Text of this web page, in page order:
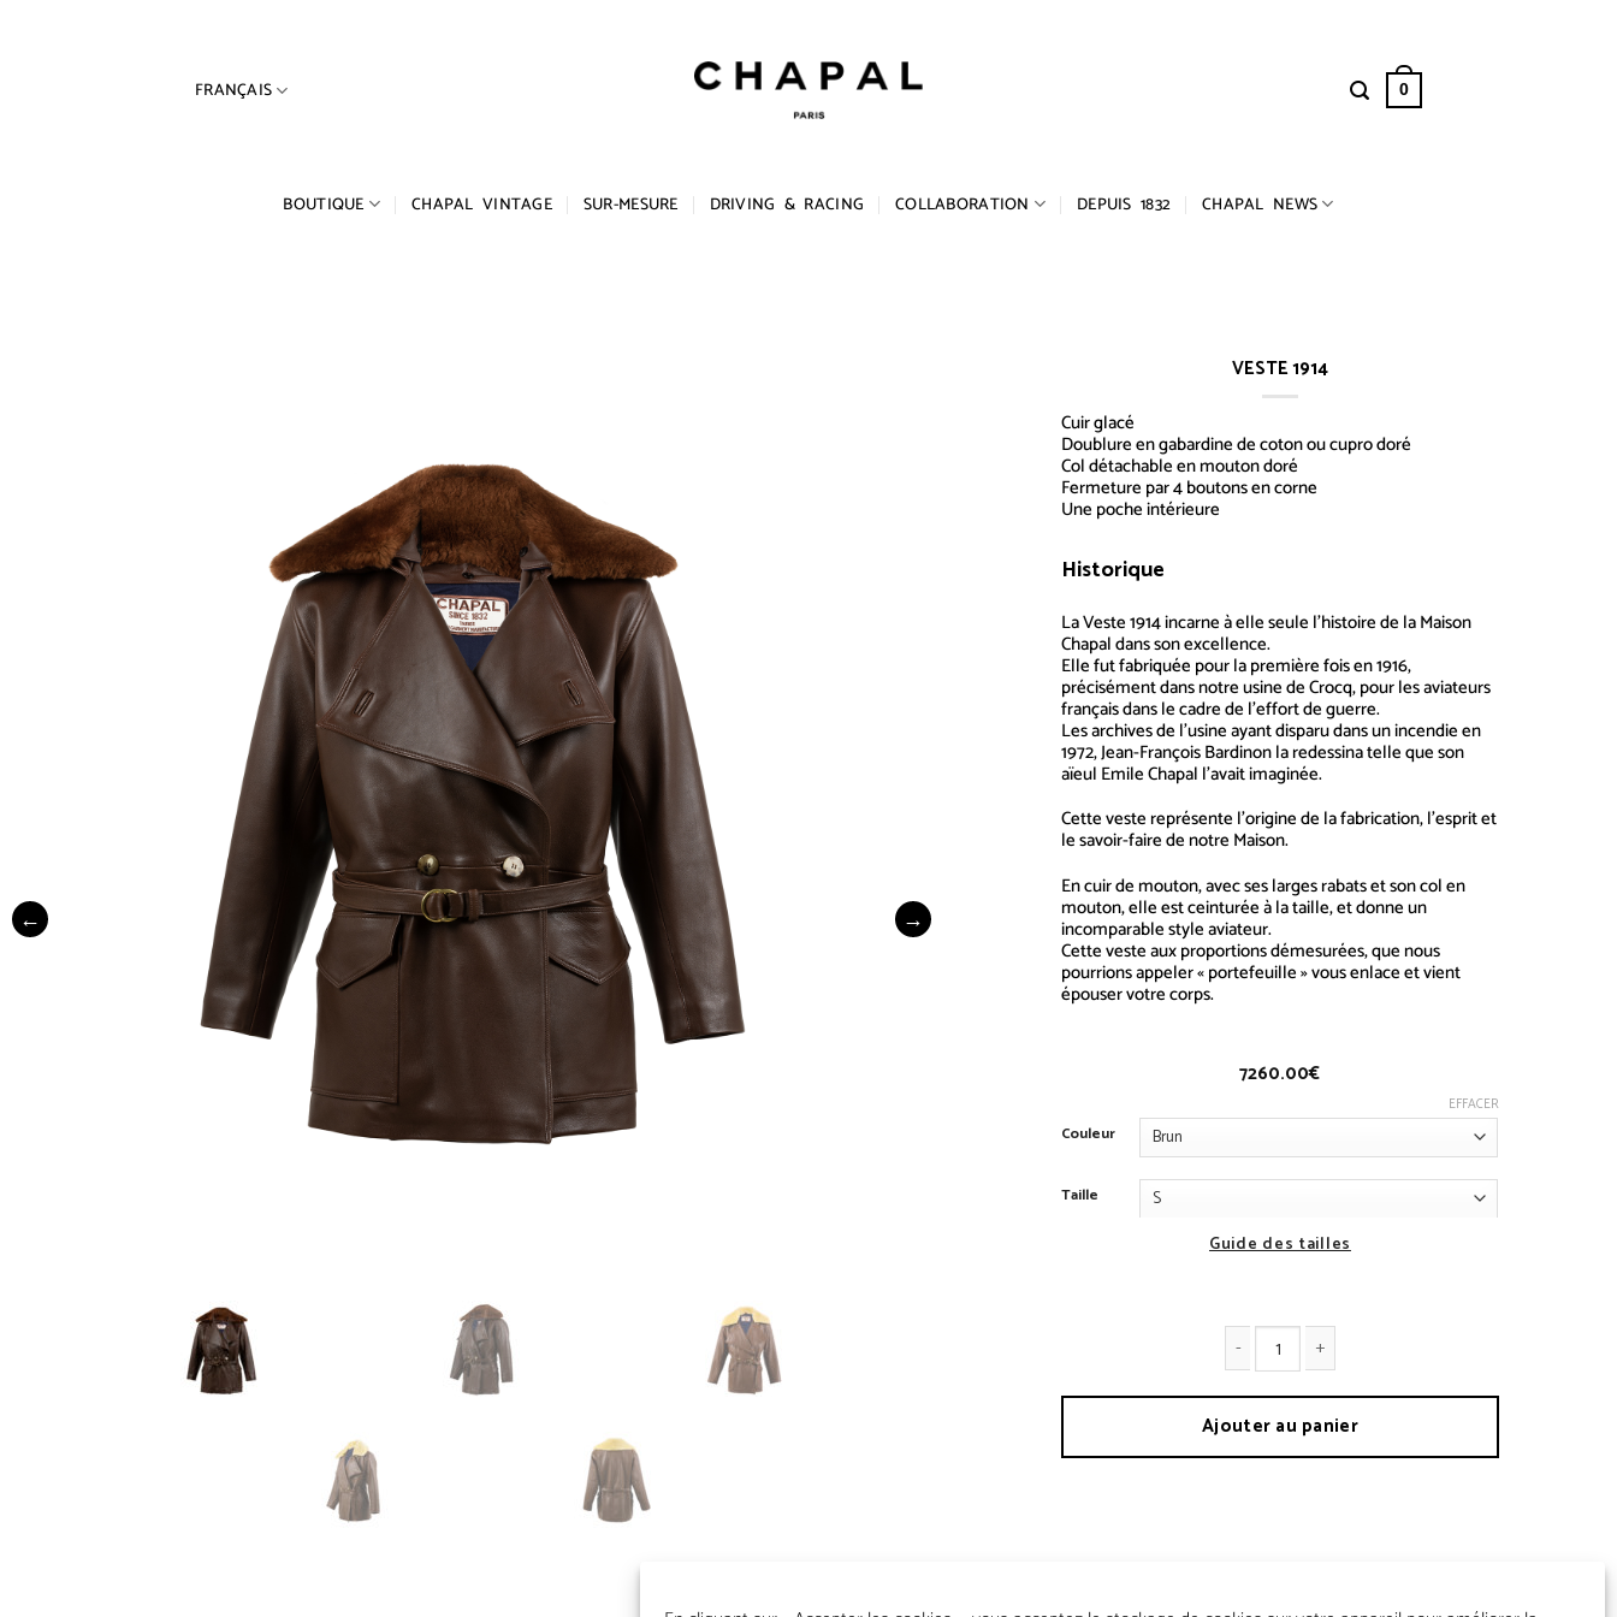
FRANÇAIS 0
BOUTIQUE CHAPAL VINTAGE SUR-MESURE DRIVING & RACING COLLABORATION DEPUIS 1832 CHAPAL NEWS
VESTE 1914
Cuir glacé
Doublure en gabardine de coton ou cupro doré
Col détachable en mouton doré
Fermeture par 4 boutons en corne
Une poche intérieure
Historique
La Veste 1914 incarne à elle seule l’histoire de la Maison
Chapaldans son excellence.
Elle fut fabriquée pour la première fois en 1916,
précisément dans notre usine de Crocq, pour les aviateurs
français dans le cadre de l’effort de guerre.
Les archives de l’usine ayant disparu dans un incendie en
1972, Jean-François Bardinon la redessina telle que son
aïeul Emile Chapal l’avait imaginée.
Cette veste représente l’origine de la fabrication, l’esprit et
le savoir-faire de notre Maison.
En cuir de mouton, avec ses larges rabats et son col en
mouton, elle est ceinturée à la taille, et donne un
incomparable style aviateur.
Cette veste aux proportions démesurées, que nous
pourrions appeler « portefeuille » vous enlace et vient
épouser votre corps.
7260.00€
Couleur
Taille
EFFACER
Guide des tailles
Ajouter au panier